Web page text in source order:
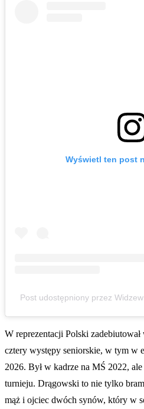
Wyświetl ten post
Post udostępniony przez
W reprezentacji Polski
cztery występy seniorskie, w tym w
2026. Był w kadrze na MŚ 2022,
turnieju. Drągowski to nie tylko
mąż i ojciec dwóch synów, który w